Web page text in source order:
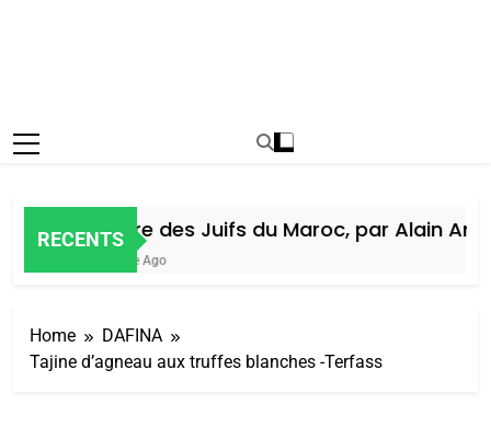
RECENTS
Histoire des Juifs du Maroc, par Alain Amiel
1 Semaine Ago
Home
DAFINA
Tajine d’agneau aux truffes blanches -Terfass